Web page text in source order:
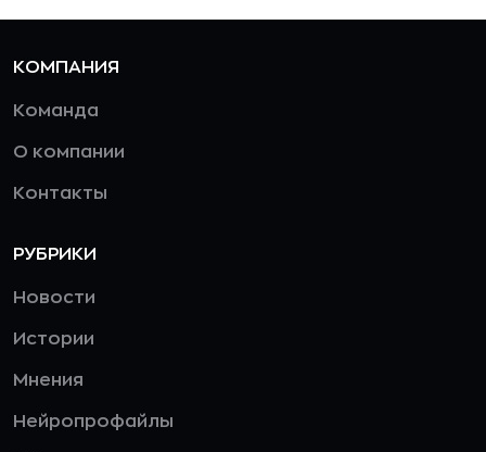
КОМПАНИЯ
Команда
О компании
Контакты
РУБРИКИ
Новости
Истории
Мнения
Нейропрофайлы